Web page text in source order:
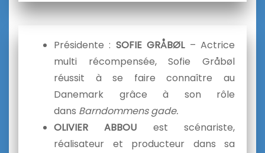
Présidente : SOFIE GRÅBØL – Actrice
multi récompensée, Sofie Gråbøl
réussit à se faire connaître au
Danemark grâce à son rôle
dans Barndommens gade.
OLIVIER ABBOU est scénariste,
réalisateur et producteur dans sa